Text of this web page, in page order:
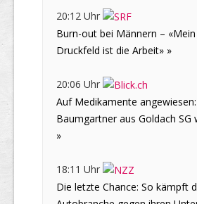
20:12 Uhr
Burn-out bei Männern –
Druckfeld ist die Arbeit» »
20:06 Uhr
Auf Medikamente
Baumgartner aus Goldach SG
»
18:11 Uhr
Die letzte Chance: So kämpft